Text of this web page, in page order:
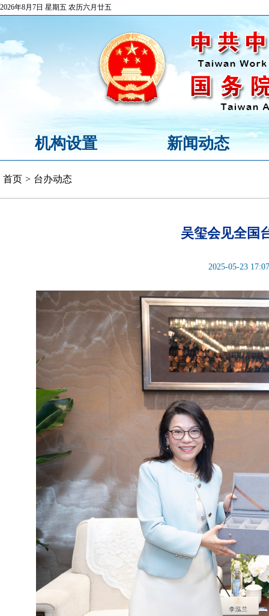
2026年8月7日 星期五 农历六月廿五
机构设置 新闻动态
首页 > 台办动态
吴玺会见全国
2025-05-23 17:07